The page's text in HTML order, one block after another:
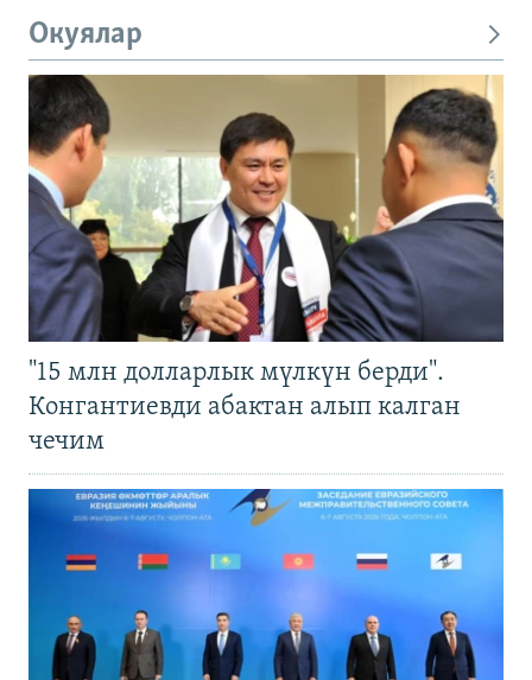
Окуялар
"15 млн долларлык мүлкүн берди".
Конгантиевди абактан алып калган
чечим